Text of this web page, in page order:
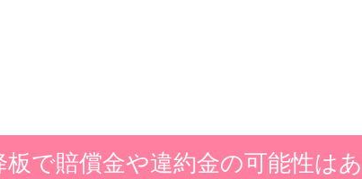
で賠償金や違約金の可能性はあ